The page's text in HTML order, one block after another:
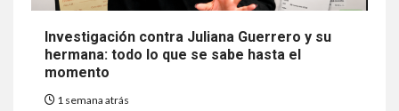
Investigación contra Juliana Guerrero y su
hermana: todo lo que se sabe hasta el
momento
1 semana atrás